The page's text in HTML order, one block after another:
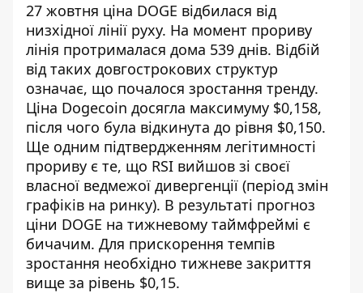
27 жовтня ціна DOGE відбилася від
низхідної лінії руху. На момент прориву
лінія протрималася дома 539 днів. Відбій
від таких довгострокових структур
означає, що почалося зростання тренду.
Ціна Dogecoin досягла максимуму $0,158,
після чого була відкинута до рівня $0,150.
Ще одним підтвердженням легітимності
прориву є те, що RSI вийшов зі своєї
власної ведмежої дивергенції (період змін
графіків на ринку). В результаті прогноз
ціни DOGE на тижневому таймфреймі є
бичачим. Для прискорення темпів
зростання необхідно тижневе закриття
вище за рівень $0,15.